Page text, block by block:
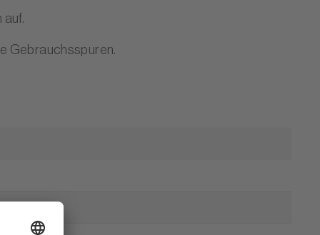
Gebrauchsspuren.